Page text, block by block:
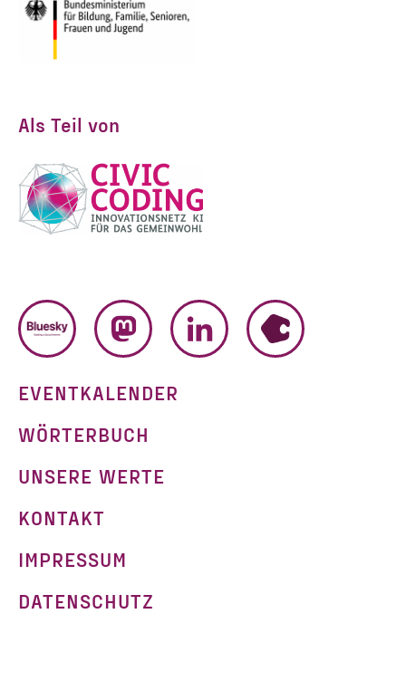
Als Teil von
BLUESKYMASTODONLINKEDINHUMHUB
EVENTKALENDER
WÖRTERBUCH
UNSERE WERTE
KONTAKT
IMPRESSUM
DATENSCHUTZ